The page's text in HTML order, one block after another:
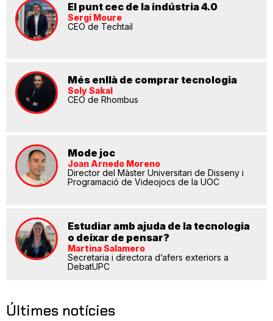
El punt cec de la indústria 4.0
Sergi Moure
CEO de Techtail
Més enllà de comprar tecnologia
Soly Sakal
CEO de Rhombus
Mode joc
Joan Arnedo Moreno
Director del Màster Universitari de Disseny i
Programació de Videojocs de la UOC
Estudiar amb ajuda de la tecnologia
o deixar de pensar?
Martina Salamero
Secretaria i directora d’afers exteriors a
DebatUPC
Últimes notícies